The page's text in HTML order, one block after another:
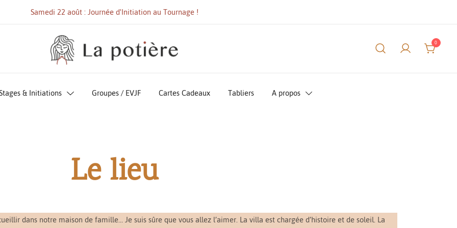
Samedi 22 août : Journée d'Initiation au Tournage !
modelage, weekends poterie, bons cadeaux, ateliers libres
0
& Initiations Groupes / EVJF Cartes Cadeaux Tabliers A propos
Le lieu
dans notre maison de famille… Je suis sûre que vous allez l’aimer. La villa est chargée d’histoire et de soleil. La